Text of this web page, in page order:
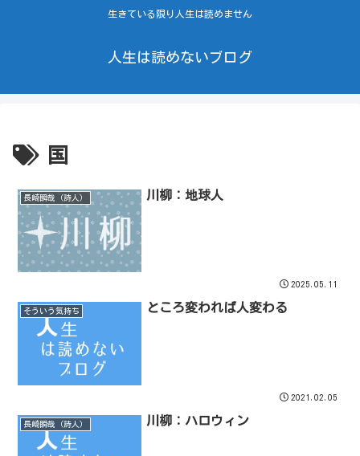
生きている限り人生は読めません
人生は読めないブログ
国
長崎瞬哉（詩人） 川柳：地球人
2025.05.11
そういう気持ち ところ変われば人変わる
2021.02.05
長崎瞬哉（詩人） 川柳：ハロウィン